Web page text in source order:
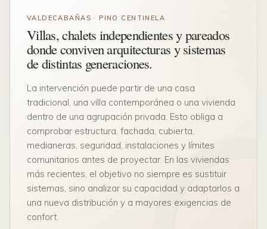
VALDECABAÑAS · PINO CENTINELA
Villas, chalets independientes y pareados
donde conviven arquitecturas y sistemas
de distintas generaciones.
La intervención puede partir de una casa
tradicional, una villa contemporánea o una vivienda
dentro de una agrupación privada. Esto obliga a
comprobar estructura, fachada, cubierta,
medianeras, seguridad, instalaciones y límites
comunitarios antes de proyectar. En las viviendas
más recientes, el objetivo no siempre es sustituir
sistemas, sino analizar su capacidad y adaptarlos a
una nueva distribución y a mayores exigencias de
confort.